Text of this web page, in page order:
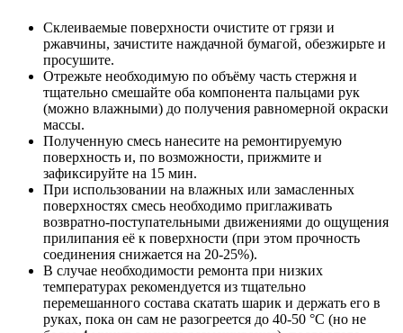
Склеиваемые поверхности очистите от грязи и
ржавчины, зачистите наждачной бумагой, обезжирьте и
просушите.
Отрежьте необходимую по объёму часть стержня и
тщательно смешайте оба компонента пальцами рук
(можно влажными) до получения равномерной окраски
массы.
Полученную смесь нанесите на ремонтируемую
поверхность и, по возможности, прижмите и
зафиксируйте на 15 мин.
При использовании на влажных или замасленных
поверхностях смесь необходимо приглаживать
возвратно-поступательными движениями до ощущения
прилипания её к поверхности (при этом прочность
соединения снижается на 20-25%).
В случае необходимости ремонта при низких
температурах рекомендуется из тщательно
перемешанного состава скатать шарик и держать его в
руках, пока он сам не разогреется до 40-50 °С (но не